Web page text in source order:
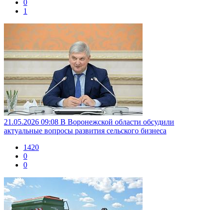
0
1
21.05.2026 09:08 В Воронежской области обсудили
актуальные вопросы развития сельского бизнеса
1420
0
0